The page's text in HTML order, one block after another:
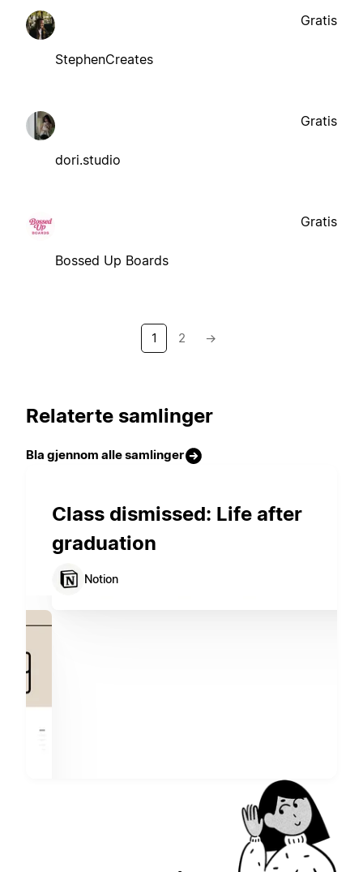
StephenCreates
Gratis
dori.studio
Gratis
Bossed Up Boards
Gratis
1 2 →
Relaterte samlinger
Bla gjennom alle samlinger
Class dismissed: Life after
graduation
Notion